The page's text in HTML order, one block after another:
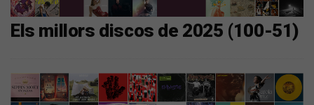
Els millors discos de 2025 (100-51)